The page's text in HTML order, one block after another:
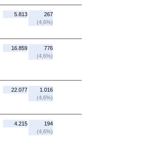
5.813
267
(4,6%)
16.859
776
(4,6%)
22.077
1.016
(4,6%)
4.215
194
(4,6%)